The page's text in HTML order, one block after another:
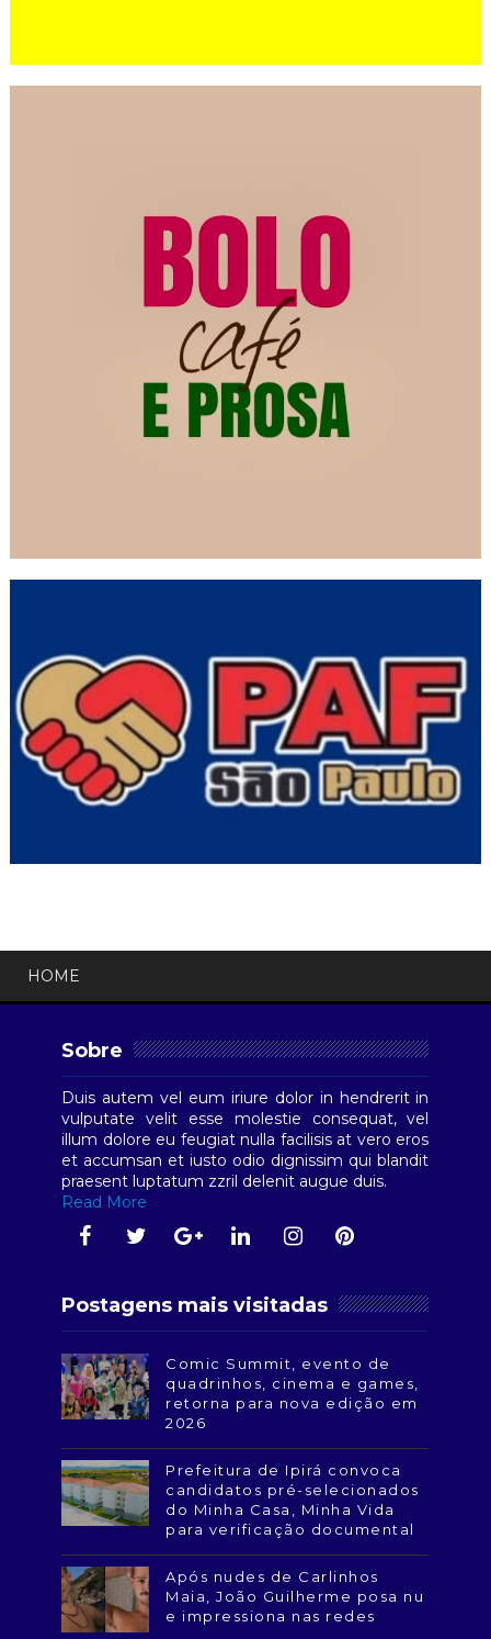
HOME
Sobre
Duis autem vel eum iriure dolor in hendrerit in
vulputate velit esse molestie consequat, vel
illum dolore eu feugiat nulla facilisis at vero eros
et accumsan et iusto odio dignissim qui blandit
praesent luptatum zzril delenit augue duis.
Read More
Postagens mais visitadas
Comic Summit, evento de
quadrinhos, cinema e games,
retorna para nova edição em
2026
Prefeitura de Ipirá convoca
candidatos pré-selecionados
do Minha Casa, Minha Vida
para verificação documental
Após nudes de Carlinhos
Maia, João Guilherme posa nu
e impressiona nas redes